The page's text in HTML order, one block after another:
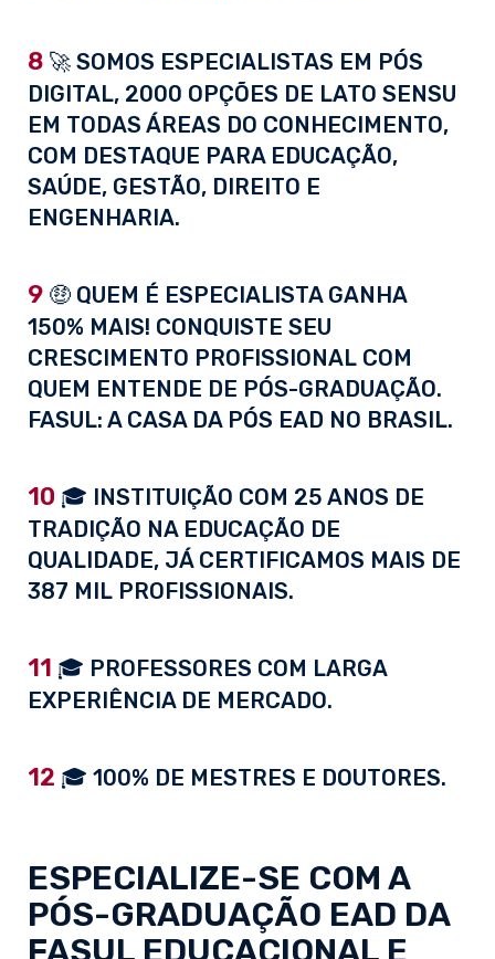
8 🚀 SOMOS ESPECIALISTAS EM PÓS
DIGITAL, 2000 OPÇÕES DE LATO SENSU
EM TODAS ÁREAS DO CONHECIMENTO,
COM DESTAQUE PARA EDUCAÇÃO,
SAÚDE, GESTÃO, DIREITO E
ENGENHARIA.
9 🤑 QUEM É ESPECIALISTA GANHA
150% MAIS! CONQUISTE SEU
CRESCIMENTO PROFISSIONAL COM
QUEM ENTENDE DE PÓS-GRADUAÇÃO.
FASUL: A CASA DA PÓS EAD NO BRASIL.
10 🎓 INSTITUIÇÃO COM 25 ANOS DE
TRADIÇÃO NA EDUCAÇÃO DE
QUALIDADE, JÁ CERTIFICAMOS MAIS DE
387 MIL PROFISSIONAIS.
11 🎓 PROFESSORES COM LARGA
EXPERIÊNCIA DE MERCADO.
12 🎓 100% DE MESTRES E DOUTORES.
ESPECIALIZE-SE COM A
PÓS-GRADUAÇÃO EAD DA